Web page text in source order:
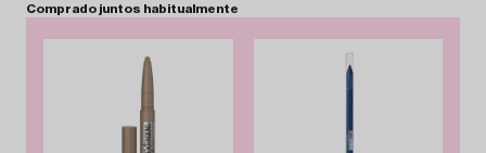
Comprado juntos habitualmente